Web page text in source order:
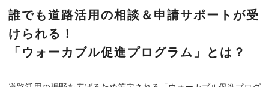
誰でも道路活用の相談＆申請サポートが受
けられる！
「ウォーカブル促進プログラム」とは？